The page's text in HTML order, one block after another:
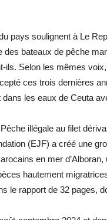
pays soulignent à Le
des bateaux de pêche
ils. Selon les mêmes
ces trois dernières
les eaux de Ceuta
illégale au filet
(EJF) a créé une
en mer
hautement
le rapport de 32 pages,